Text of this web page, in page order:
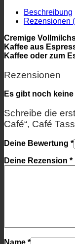
Beschreibung
Rezensionen
Cremige
Kaffee aus
Kaffee oder zum
Rezensionen
Es gibt noch
Schreibe die
Café“, Café
Deine Bewertung *
Deine Rezension *
Name *